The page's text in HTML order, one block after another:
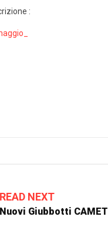
:
READ NEXT
Nuovi Giubbotti CAMET